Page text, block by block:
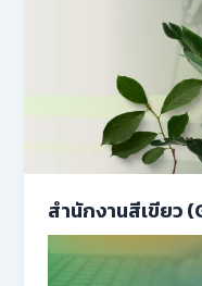
สำนักงานสีเขียว